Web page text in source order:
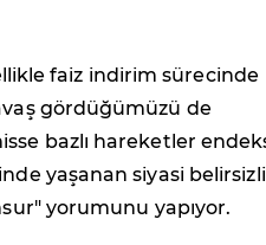
faiz indirim sürecinde
gördüğümüzü de
bazlı hareketler
yaşanan siyasi
yorumunu yapıyor.